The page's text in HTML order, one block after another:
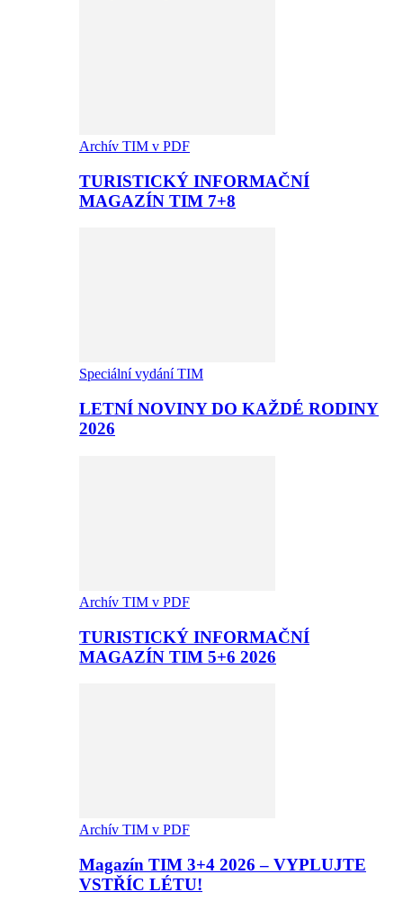
Archív TIM v PDF
TURISTICKÝ INFORMAČNÍ
MAGAZÍN TIM 7+8
Speciální vydání TIM
LETNÍ NOVINY DO KAŽDÉ RODINY
2026
Archív TIM v PDF
TURISTICKÝ INFORMAČNÍ
MAGAZÍN TIM 5+6 2026
Archív TIM v PDF
Magazín TIM 3+4 2026 – VYPLUJTE
VSTŘÍC LÉTU!